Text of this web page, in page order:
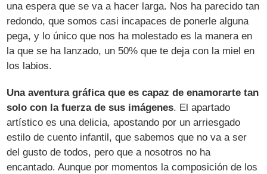
una espera que se va a hacer larga. Nos ha parecido tan
redondo, que somos casi incapaces de ponerle alguna
pega, y lo único que nos ha molestado es la manera en
la que se ha lanzado, un 50% que te deja con la miel en
los labios.
Una aventura gráfica que es capaz de enamorarte tan
solo con la fuerza de sus imágenes. El apartado
artístico es una delicia, apostando por un arriesgado
estilo de cuento infantil, que sabemos que no va a ser
del gusto de todos, pero que a nosotros no ha
encantado. Aunque por momentos la composición de los